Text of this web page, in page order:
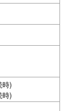
時)
時)